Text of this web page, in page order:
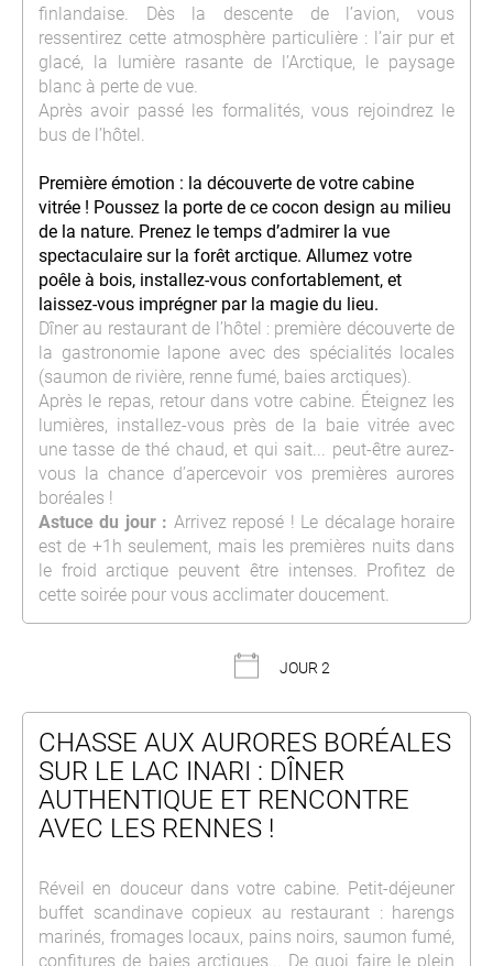
finlandaise. Dès la descente de l’avion, vous
ressentirez cette atmosphère particulière : l’air pur et
glacé, la lumière rasante de l’Arctique, le paysage
blanc à perte de vue.
Après avoir passé les formalités, vous rejoindrez le
bus de l’hôtel.
Première émotion : la découverte de votre cabine
vitrée ! Poussez la porte de ce cocon design au milieu
de la nature. Prenez le temps d’admirer la vue
spectaculaire sur la forêt arctique. Allumez votre
poêle à bois, installez-vous confortablement, et
laissez-vous imprégner par la magie du lieu.
Dîner au restaurant de l’hôtel : première découverte de
la gastronomie lapone avec des spécialités locales
(saumon de rivière, renne fumé, baies arctiques).
Après le repas, retour dans votre cabine. Éteignez les
lumières, installez-vous près de la baie vitrée avec
une tasse de thé chaud, et qui sait... peut-être aurez-
vous la chance d’apercevoir vos premières aurores
boréales !
Astuce du jour : Arrivez reposé ! Le décalage horaire
est de +1h seulement, mais les premières nuits dans
le froid arctique peuvent être intenses. Profitez de
cette soirée pour vous acclimater doucement.
JOUR 2
CHASSE AUX AURORES BORÉALES
SUR LE LAC INARI : DÎNER
AUTHENTIQUE ET RENCONTRE
AVEC LES RENNES !
Réveil en douceur dans votre cabine. Petit-déjeuner
buffet scandinave copieux au restaurant : harengs
marinés, fromages locaux, pains noirs, saumon fumé,
confitures de baies arctiques... De quoi faire le plein